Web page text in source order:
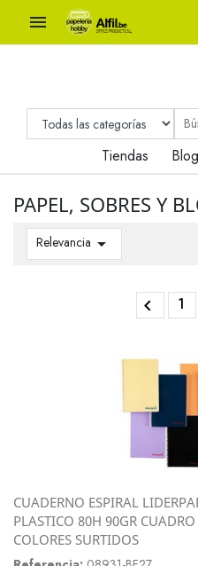

Tiendas Blog
PAPEL, SOBRES Y
Relevancia 
 1
CUADERNO ESPIRAL
PLASTICO 80H 90GR
COLORES SURTIDOS